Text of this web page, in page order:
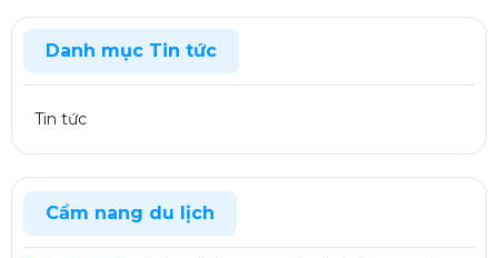
Danh mục Tin tức
Tin tức
Cẩm nang du lịch